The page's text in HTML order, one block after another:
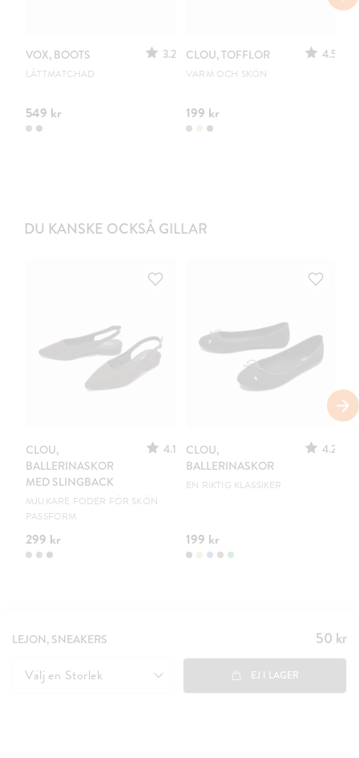
VOX, BOOTS 3.2
LÄTTMATCHAD
549 kr
CLOU, TOFFLOR 4.5
VARM OCH SKÖN
199 kr
DU KANSKE OCKSÅ GILLAR
CLOU,
BALLERINASKOR
MED SLINGBACK
4.1
MJUKARE FODER FÖR SKÖN
PASSFORM
299 kr
CLOU,
BALLERINASKOR
4.2
EN RIKTIG KLASSIKER
199 kr
LEJON, SNEAKERS Pris:
50 kr
50 kr
Välj en Storlek EJ I LAGER